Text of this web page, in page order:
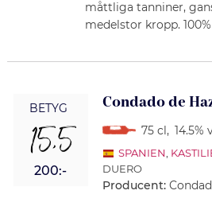
måttliga tanniner,
medelstor kropp.
BETYG
15,5
200:-
Condado de
75 cl, 14.5%
SPANIEN
DUERO
Producent: